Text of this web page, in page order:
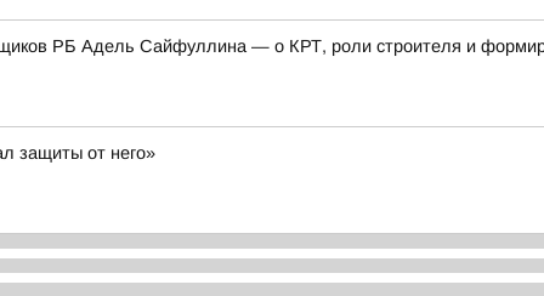
РБ Адель Сайфуллина — о КРТ, роли строителя и
защиты от него»